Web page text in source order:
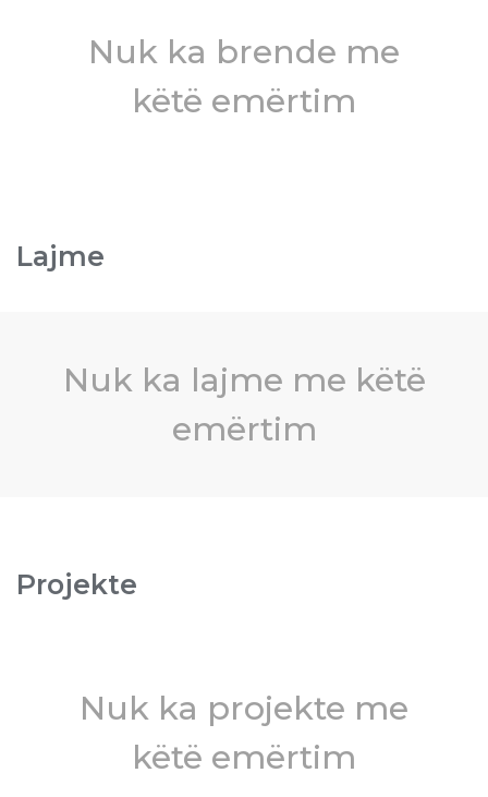
Nuk ka brende me
këtë emërtim
Lajme
Nuk ka lajme me këtë
emërtim
Projekte
Nuk ka projekte me
këtë emërtim